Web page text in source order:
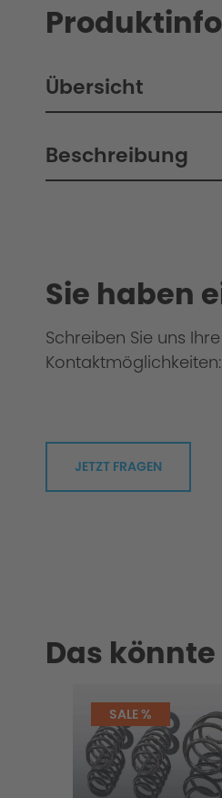
Übersicht
Beschreibung
Sie haben
Schreiben Sie uns
Kontaktmöglichkeiten:
JETZT FRAGEN
Das
SALE %